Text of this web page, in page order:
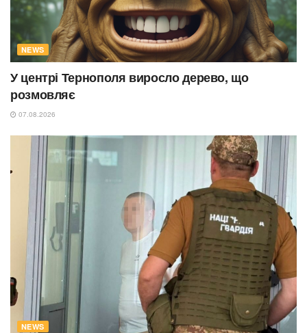
NEWS
У центрі Тернополя виросло дерево, що
розмовляє
07.08.2026
NEWS